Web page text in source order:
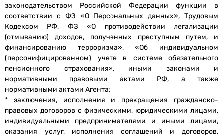
законодательством Российской Федерации функции в
соответствии с ФЗ «О Персональных данных», Трудовым
Кодексом РФ, ФЗ «О противодействии легализации
(отмыванию) доходов, полученных преступным путем, и
финансированию терроризма», «Об индивидуальном
(персонифицированном) учете в системе обязательного
пенсионного страхования», иными законами и
нормативными правовыми актами РФ, а также
нормативными актами Агента;
* заключения, исполнения и прекращения гражданско-
правовых договоров с физическими, юридическими лицами,
индивидуальными предпринимателями и иными лицами,
оказания услуг, исполнения соглашений и договоров,